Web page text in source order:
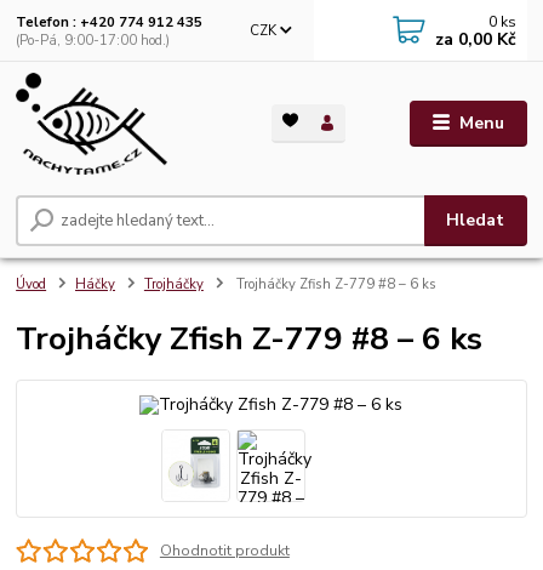
Menu
CZK
Hledat
Telefon : +420 774 912 435
(Po-Pá, 9:00-17:00 hod.)
0 ks
za 0,00 Kč
Úvod Háčky Trojháčky Trojháčky Zfish Z-779 #8 – 6 ks
Trojháčky Zfish Z-779 #8 – 6 ks
Ohodnotit produkt